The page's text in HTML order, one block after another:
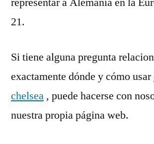
21.
Si tiene alguna pregunta
exactamente dónde y cómo usar
chelsea , puede hacerse con
nuestra propia página web.